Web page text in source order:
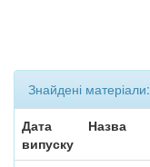
Знайдені матеріали:
Дата
випуску
Назва